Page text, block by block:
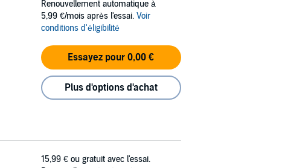
Renouvellement automatique à
5,99 €/mois après l'essai. Voir
conditions d'éligibilité
Essayez pour 0,00 €
Plus d'options d'achat
15,99 € ou gratuit avec l'essai.